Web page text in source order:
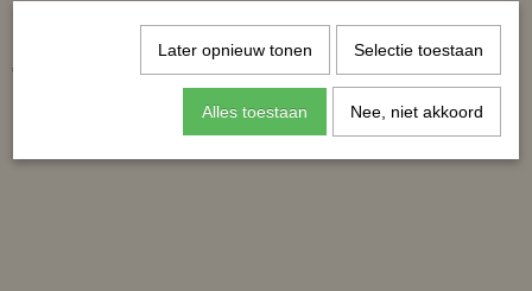
€ 4,95 € 18,95
Later opnieuw tonen Selectie toestaan
Alles toestaan Nee, niet akkoord